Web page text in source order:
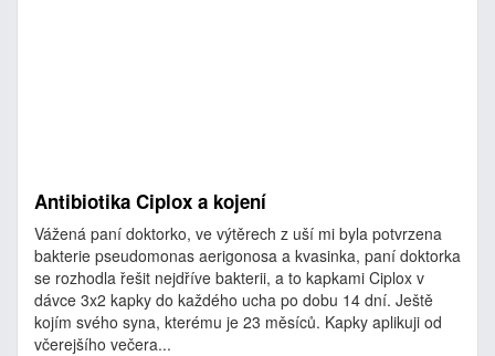
Antibiotika Ciplox a kojení
Vážená paní doktorko, ve výtěrech z uší mi byla potvrzena
bakterie pseudomonas aerigonosa a kvasinka, paní doktorka
se rozhodla řešit nejdříve bakterii, a to kapkami Ciplox v
dávce 3x2 kapky do každého ucha po dobu 14 dní. Ještě
kojím svého syna, kterému je 23 měsíců. Kapky aplikuji od
včerejšího večera...